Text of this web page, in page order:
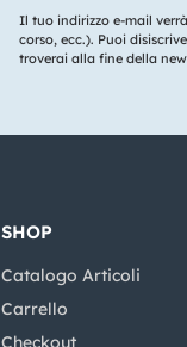
Il tuo indirizzo e-mail
corso, ecc.). Puoi
troverai alla fine della
SHOP
Catalogo Articoli
Carrello
Checkout